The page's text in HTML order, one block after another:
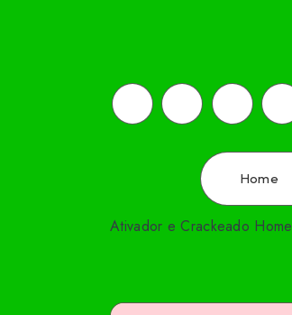
Home
Ativador e Crackeado Home